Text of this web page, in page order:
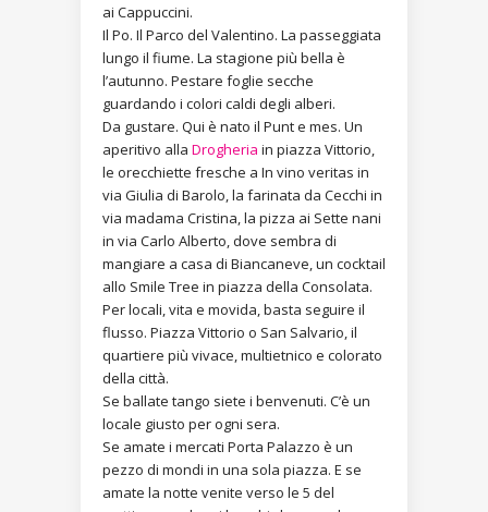
ai Cappuccini.
Il Po. Il Parco del Valentino. La passeggiata
lungo il fiume. La stagione più bella è
l’autunno. Pestare foglie secche
guardando i colori caldi degli alberi.
Da gustare. Qui è nato il Punt e mes. Un
aperitivo alla Drogheria in piazza Vittorio,
le orecchiette fresche a In vino veritas in
via Giulia di Barolo, la farinata da Cecchi in
via madama Cristina, la pizza ai Sette nani
in via Carlo Alberto, dove sembra di
mangiare a casa di Biancaneve, un cocktail
allo Smile Tree in piazza della Consolata.
Per locali, vita e movida, basta seguire il
flusso. Piazza Vittorio o San Salvario, il
quartiere più vivace, multietnico e colorato
della città.
Se ballate tango siete i benvenuti. C’è un
locale giusto per ogni sera.
Se amate i mercati Porta Palazzo è un
pezzo di mondi in una sola piazza. E se
amate la notte venite verso le 5 del